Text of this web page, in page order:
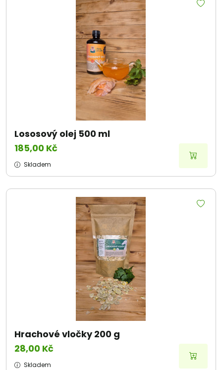
Lososový olej 500 ml
185,00 Kč
Skladem
Hrachové vločky 200 g
28,00 Kč
Skladem